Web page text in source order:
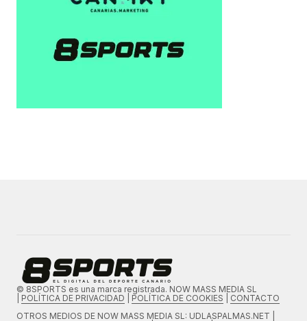
© 8SPORTS es una marca registrada. NOW MASS MEDIA SL
POLÍTICA DE PRIVACIDAD POLÍTICA DE COOKIES
CONTACTO
OTROS MEDIOS DE NOW MASS MEDIA SL: UDLASPALMAS.NET |